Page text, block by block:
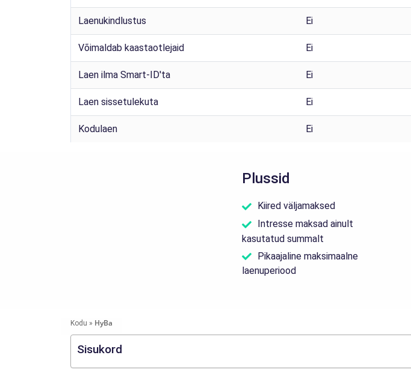
Laenukindlustus Ei
Võimaldab kaastaotlejaid Ei
Laen ilma Smart-ID'ta Ei
Laen sissetulekuta Ei
Kodulaen Ei
Plussid
Kiired väljamaksed
Intresse maksad ainult
kasutatud summalt
Pikaajaline maksimaalne
laenuperiood
Kodu » HyBa
Sisukord